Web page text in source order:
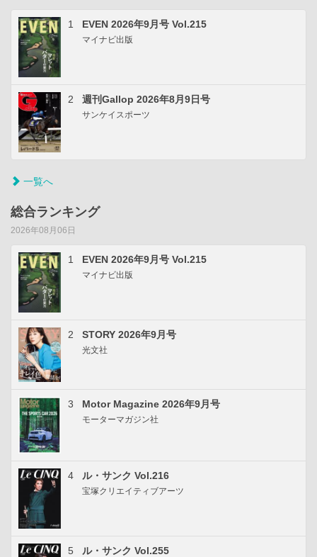
1 EVEN 2026年9月号 Vol.215
マイナビ出版
2 週刊Gallop 2026年8月9日号
サンケイスポーツ
一覧へ
総合ランキング
2026年08月06日
1 EVEN 2026年9月号 Vol.215
マイナビ出版
2 STORY 2026年9月号
光文社
3 Motor Magazine 2026年9月号
モーターマガジン社
4 ル・サンク Vol.216
宝塚クリエイティブアーツ
5 ル・サンク Vol.255